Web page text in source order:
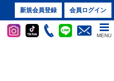
新規会員登録 会員ログイン
MENU